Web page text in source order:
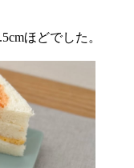
ほどでした。